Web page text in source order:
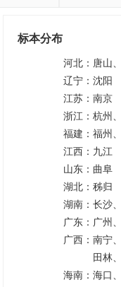
标本分布
河北： 唐山
辽宁： 沈阳
江苏： 南京
浙江： 杭州
福建： 福州
江西： 九江
山东： 曲阜
湖北： 秭归
湖南： 长沙
广东： 广州
广西： 南宁
田林
海南： 海口